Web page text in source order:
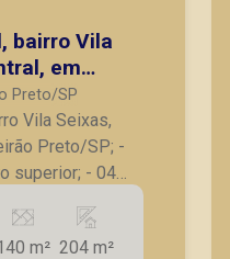
bairro Vila
em
Preto/SP
Vila Seixas,
Preto/SP; -
- 04
pavimento; -
m² 204 m²